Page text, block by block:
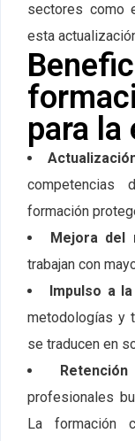
sectores como
esta
para la
competencias
formación
Mejora del
trabajan con
Impulso a
metodologías y
se traducen en
profesionales
La formación